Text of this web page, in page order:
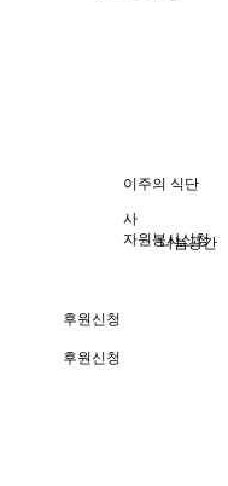
이주의 식단
나눔공간
후원신청
사
자원봉사신청
후원신청